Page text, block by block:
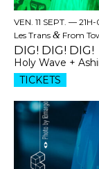
VEN. 11 SEPT. —
Les Trans & From
DIG! DIG! DIG!
Holy Wave +
TICKETS